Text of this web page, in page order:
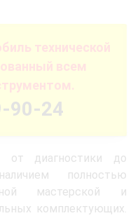
технической
всем
90-24
от диагностики до
полностью
мастерской и
комплектующих.